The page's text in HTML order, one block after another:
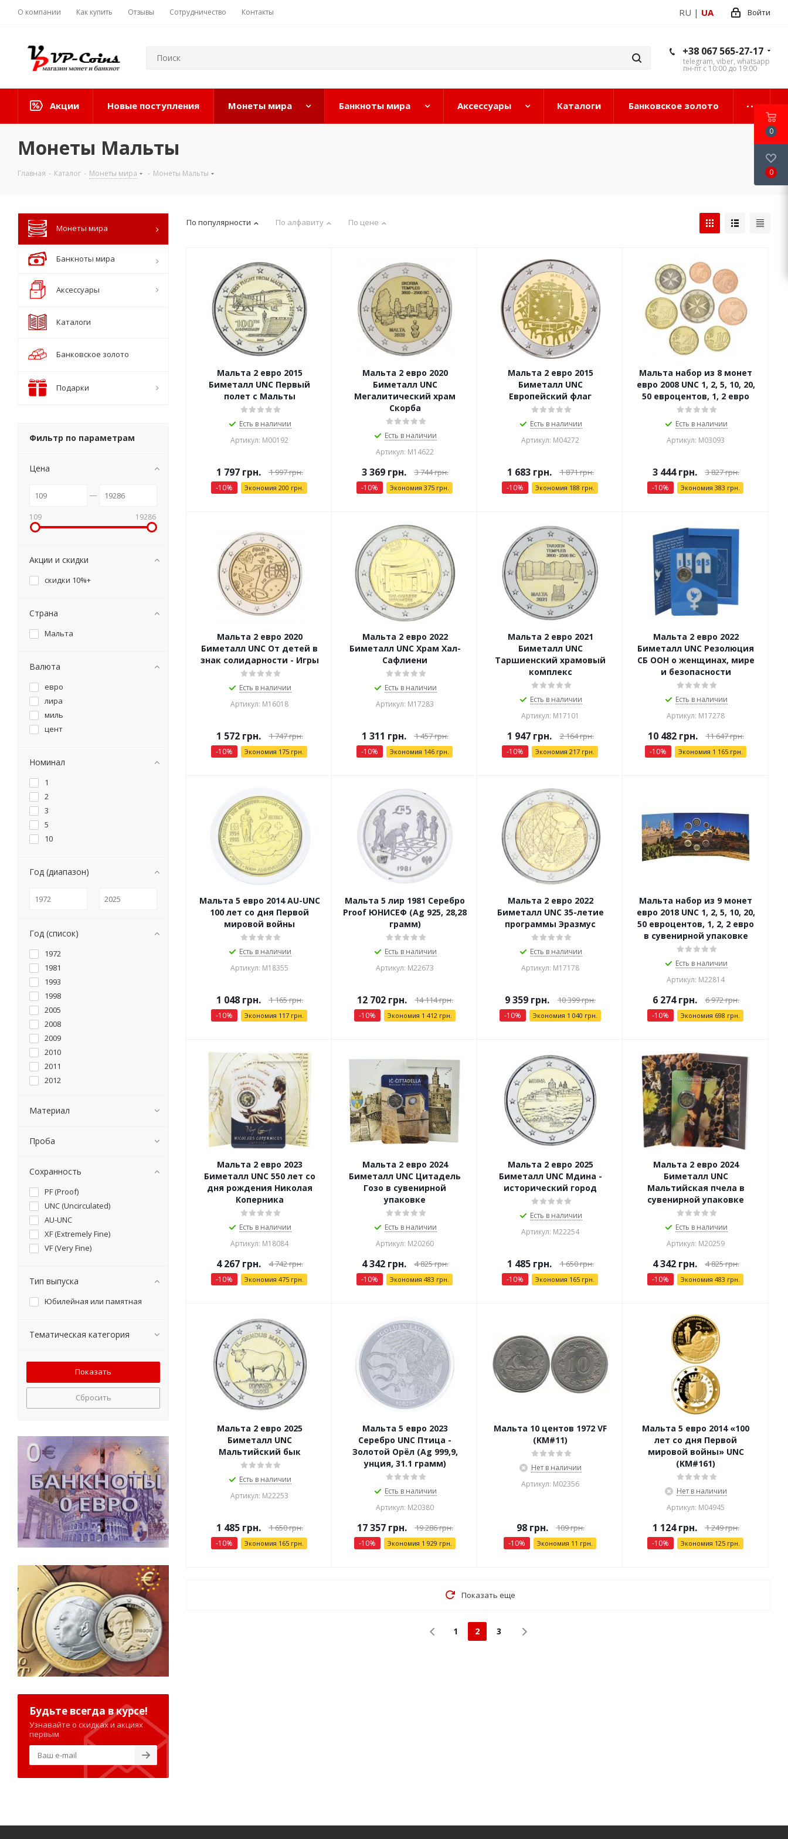
О компании Как купить Отзывы Сотрудничество Контакты Войти
RU | UA
+38 067 565-27-17
telegram, viber, whatsapp
пн-пт с 10:00 до 19:00
Акции Новые поступления Монеты мира Банкноты мира Аксессуары Каталоги Банковское золото
Монеты Мальты
Главная - Каталог - Монеты мира - Монеты Мальты
По популярности По алфавиту По цене
Мальта 2 евро 2015
Биметалл UNC Первый
полет с Мальты
Есть в наличии
Артикул: М00192
1 797грн. 1 997грн.
-10% Экономия 200 грн.
Мальта 2 евро 2020
Биметалл UNC
Мегалитический храм
Скорба
Есть в наличии
Артикул: М14622
3 369грн. 3 744грн.
-10% Экономия 375 грн.
Мальта 2 евро 2015
Биметалл UNC
Европейский флаг
Есть в наличии
Артикул: М04272
1 683грн. 1 871грн.
-10% Экономия 188 грн.
Мальта набор из 8 монет
евро 2008 UNC 1, 2, 5, 10, 20,
50 евроцентов, 1, 2 евро
Есть в наличии
Артикул: М03093
3 444грн. 3 827грн.
-10% Экономия 383 грн.
Мальта 2 евро 2020
Биметалл UNC От детей в
знак солидарности - Игры
Есть в наличии
Артикул: М16018
1 572грн. 1 747грн.
-10% Экономия 175 грн.
Мальта 2 евро 2022
Биметалл UNC Храм Хал-
Сафлиени
Есть в наличии
Артикул: М17283
1 311 грн. 1 457грн.
-10% Экономия 146 грн.
Мальта 2 евро 2021
Биметалл UNC
Таршиенский храмовый
комплекс
Есть в наличии
Артикул: М17101
1 947грн. 2 164грн.
-10% Экономия 217 грн.
Мальта 2 евро 2022
Биметалл UNC Резолюция
СБ ООН о женщинах, мире
и безопасности
Есть в наличии
Артикул: М17278
10 482грн. 11 647грн.
-10% Экономия 1 165грн.
Мальта 5 евро 2014 AU-UNC
100 лет со дня Первой
мировой войны
Есть в наличии
Артикул: М18355
1 048грн. 1 165грн.
-10% Экономия 117 грн.
Мальта 5 лир 1981 Серебро
Proof ЮНИСЕФ (Ag 925, 28,28
грамм)
Есть в наличии
Артикул: М22673
12 702грн. 14 114грн.
-10% Экономия 1 412грн.
Мальта 2 евро 2022
Биметалл UNC 35-летие
программы Эразмус
Есть в наличии
Артикул: М17178
9 359 грн. 10 399грн.
-10% Экономия 1 040 грн.
Мальта набор из 9 монет
евро 2018 UNC 1, 2, 5, 10, 20,
50 евроцентов, 1, 2, 2 евро
в сувенирной упаковке
Есть в наличии
Артикул: М22814
6 274грн. 6 972грн.
-10% Экономия 698 грн.
Мальта 2 евро 2023
Биметалл UNC 550 лет со
дня рождения Николая
Коперника
Есть в наличии
Артикул: М18084
4 267грн. 4 742грн.
-10% Экономия 475 грн.
Мальта 2 евро 2024
Биметалл UNC Цитадель
Гозо в сувенирной
упаковке
Есть в наличии
Артикул: М20260
4 342грн. 4 825грн.
-10% Экономия 483 грн.
Мальта 2 евро 2025
Биметалл UNC Мдина -
исторический город
Есть в наличии
Артикул: М22254
1 485грн. 1 650грн.
-10% Экономия 165 грн.
Мальта 2 евро 2024
Биметалл UNC
Мальтийская пчела в
сувенирной упаковке
Есть в наличии
Артикул: М20259
4 342грн. 4 825грн.
-10% Экономия 483 грн.
Мальта 2 евро 2025
Биметалл UNC
Мальтийский бык
Есть в наличии
Артикул: М22253
1 485грн. 1 650грн.
-10% Экономия 165 грн.
Мальта 5 евро 2023
Серебро UNC Птица -
Золотой Орёл (Ag 999,9,
унция, 31.1 грамм)
Есть в наличии
Артикул: М20380
17 357грн. 19 286грн.
-10% Экономия 1 929 грн.
Мальта 10 центов 1972 VF
(KM#11)
Нет в наличии
Артикул: М02356
98грн. 109грн.
-10% Экономия 11 грн.
Мальта 5 евро 2014 «100
лет со дня Первой
мировой войны» UNC
(KM#161)
Нет в наличии
Артикул: М04945
1 124грн. 1 249грн.
-10% Экономия 125 грн.
Показать еще
1 2 3
Монеты мира
Банкноты мира
Аксессуары
Каталоги
Банковское золото
Подарки
Фильтр по параметрам
Цена
109 19286
Акции и скидки
скидки 10%+
Страна
Мальта
Валюта
евро
лира
миль
цент
Номинал
1
2
3
5
10
Год (диапазон)
Год (список)
1972
1981
1993
1998
2005
2008
2009
2010
2011
2012
2014
2016
2019
2020
2021
2022
2023
2024
Материал
Проба
Сохранность
PF (Proof)
UNC (Uncirculated)
AU-UNC
XF (Extremely Fine)
VF (Very Fine)
Тип выпуска
Юбилейная или памятная
Тематическая категория
Сбросить
Будьте всегда в курсе!
Узнавайте о скидках и акциях
первым
0
0